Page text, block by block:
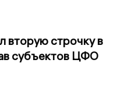
вторую строчку в
субъектов ЦФО